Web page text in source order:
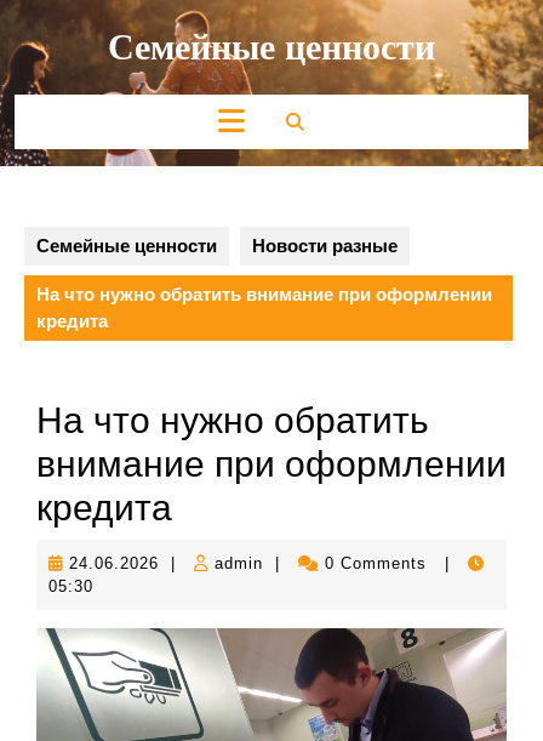
Перейти
содержимому Семейные ценности
Кнопка
Открыть
Семейные ценности Новости разные
На что нужно обратить внимание при оформлении
кредита
На что нужно обратить
внимание при оформлении
кредита
24.06.2026 24.06.2026
admin admin 0 Comments
05:30